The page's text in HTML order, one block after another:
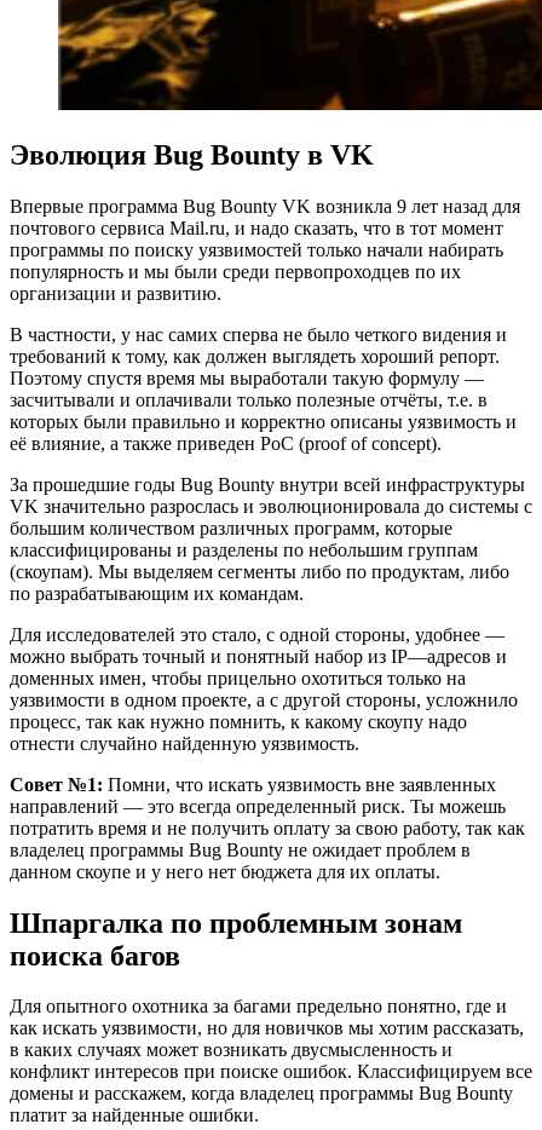
Эволюция Bug Bounty в VK
Впервые программа Bug Bounty VK возникла 9 лет назад для
почтового сервиса Mail.ru, и надо сказать, что в тот момент
программы по поиску уязвимостей только начали набирать
популярность и мы были среди первопроходцев по их
организации и развитию.
В частности, у нас самих сперва не было четкого видения и
требований к тому, как должен выглядеть хороший репорт.
Поэтому спустя время мы выработали такую формулу —
засчитывали и оплачивали только полезные отчёты, т.е. в
которых были правильно и корректно описаны уязвимость и
её влияние, а также приведен PoC (proof of concept).
За прошедшие годы Bug Bounty внутри всей инфраструктуры
VK значительно разрослась и эволюционировала до системы с
большим количеством различных программ, которые
классифицированы и разделены по небольшим группам
(скоупам). Мы выделяем сегменты либо по продуктам, либо
по разрабатывающим их командам.
Для исследователей это стало, с одной стороны, удобнее —
можно выбрать точный и понятный набор из IP—адресов и
доменных имен, чтобы прицельно охотиться только на
уязвимости в одном проекте, а с другой стороны, усложнило
процесс, так как нужно помнить, к какому скоупу надо
отнести случайно найденную уязвимость.
Совет №1: Помни, что искать уязвимость вне заявленных
направлений — это всегда определенный риск. Ты можешь
потратить время и не получить оплату за свою работу, так как
владелец программы Bug Bounty не ожидает проблем в
данном скоупе и у него нет бюджета для их оплаты.
Шпаргалка по проблемным зонам
поиска багов
Для опытного охотника за багами предельно понятно, где и
как искать уязвимости, но для новичков мы хотим рассказать,
в каких случаях может возникать двусмысленность и
конфликт интересов при поиске ошибок. Классифицируем все
домены и расскажем, когда владелец программы Bug Bounty
платит за найденные ошибки.